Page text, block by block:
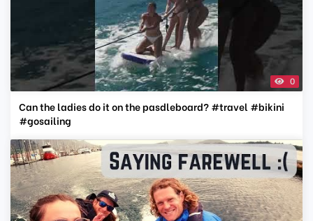
0
Can the ladies do it on the pasdleboard? #travel #bikini
#gosailing